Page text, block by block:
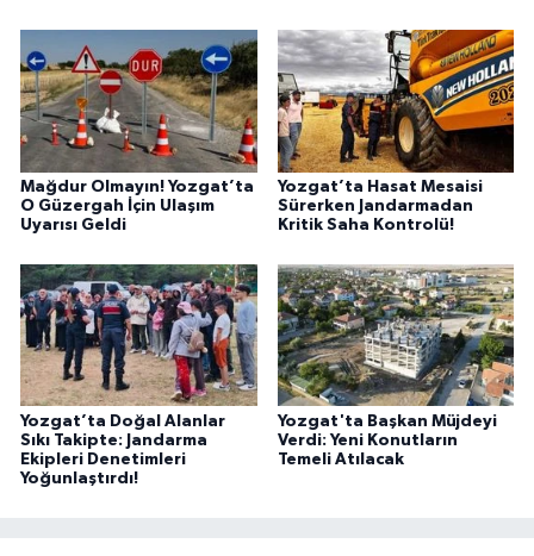
Mağdur Olmayın! Yozgat’ta
O Güzergah İçin Ulaşım
Uyarısı Geldi
Yozgat’ta Hasat Mesaisi
Sürerken Jandarmadan
Kritik Saha Kontrolü!
Yozgat’ta Doğal Alanlar
Sıkı Takipte: Jandarma
Ekipleri Denetimleri
Yoğunlaştırdı!
Yozgat'ta Başkan Müjdeyi
Verdi: Yeni Konutların
Temeli Atılacak